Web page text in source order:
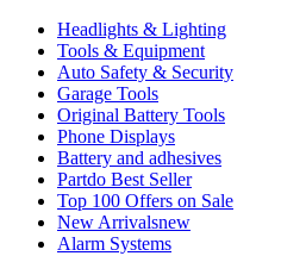
Headlights & Lighting
Tools & Equipment
Auto Safety & Security
Garage Tools
Original Battery Tools
Phone Displays
Battery and adhesives
Partdo Best Seller
Top 100 Offers on Sale
New Arrivalsnew
Alarm Systems